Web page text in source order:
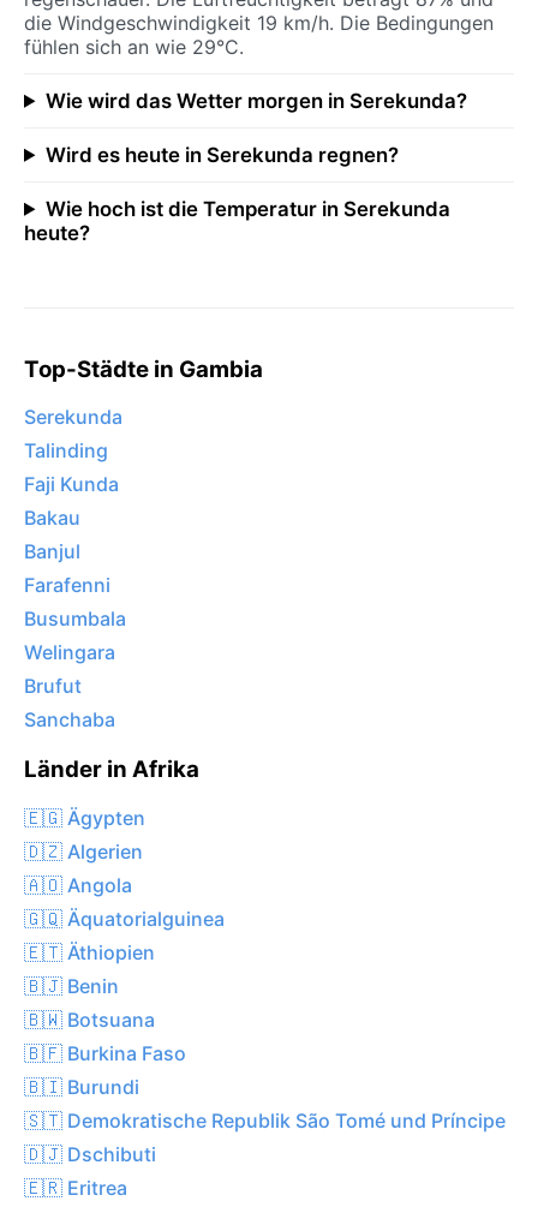
die Windgeschwindigkeit 19 km/h. Die Bedingungen
fühlen sich an wie 29°C.
Wie wird das Wetter morgen in Serekunda?
Wird es heute in Serekunda regnen?
Wie hoch ist die Temperatur in Serekunda
heute?
Top-Städte in Gambia
Serekunda
Talinding
Faji Kunda
Bakau
Banjul
Farafenni
Busumbala
Welingara
Brufut
Sanchaba
Länder in Afrika
🇪🇬 Ägypten
🇩🇿 Algerien
🇦🇴 Angola
🇬🇶 Äquatorialguinea
🇪🇹 Äthiopien
🇧🇯 Benin
🇧🇼 Botsuana
🇧🇫 Burkina Faso
🇧🇮 Burundi
🇸🇹 Demokratische Republik São Tomé und Príncipe
🇩🇯 Dschibuti
🇪🇷 Eritrea